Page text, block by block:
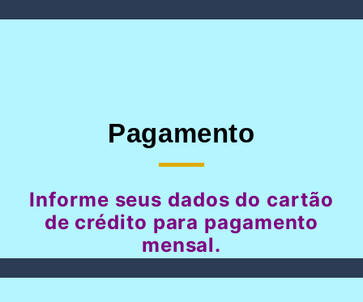
Pagamento
Informe seus dados do cartão
de crédito para pagamento
mensal.